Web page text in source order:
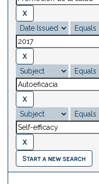
Start a new search